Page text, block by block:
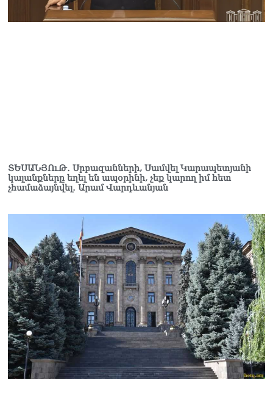
մահու կռիվ ենք տալու»
06.08.2026
«Ժողովուրդ». Ալեն
Սիմոնյանի ընտանիքը
ամառանոցը
«Ժողովուրդ».
Իշխանությունները լուծել
են Կոտայքի մարզպետի
թեկնածուի հարցը
06.08.2026
Սեդրակ Առուստամյանը
երկու ամսով
կալանավորվել է
ՏԵՍԱՆՅՈւԹ․ Իրապես, չեմ
ՏԵՍԱՆՅՈւԹ․ Սրբազանների, Սամվել Կարապետյանի
կալանքները եղել են ապօրինի, չեք կարող իմ հետ
չհամաձայնվել․ Արամ Վարդևանյան